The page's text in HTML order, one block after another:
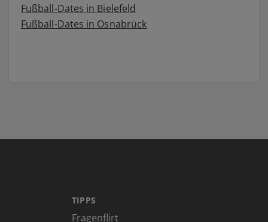
Fußball-Dates in Bielefeld
Fußball-Dates in Osnabrück
TIPPS
Fragenflirt